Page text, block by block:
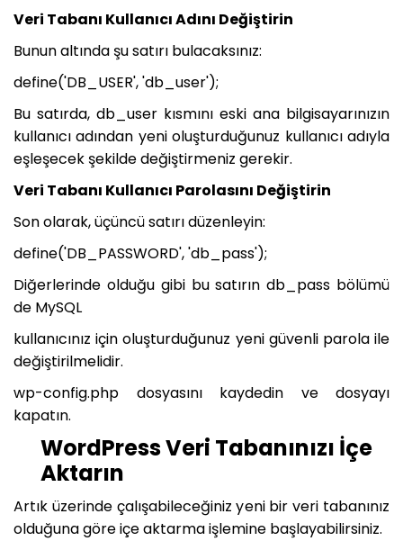
Veri Tabanı Kullanıcı Adını Değiştirin
Bunun altında şu satırı bulacaksınız:
define('DB_USER', 'db_user');
Bu satırda, db_user kısmını eski ana bilgisayarınızın
kullanıcı adından yeni oluşturduğunuz kullanıcı adıyla
eşleşecek şekilde değiştirmeniz gerekir.
Veri Tabanı Kullanıcı Parolasını Değiştirin
Son olarak, üçüncü satırı düzenleyin:
define('DB_PASSWORD', 'db_pass');
Diğerlerinde olduğu gibi bu satırın db_pass bölümü
de MySQL
kullanıcınız için oluşturduğunuz yeni güvenli parola ile
değiştirilmelidir.
wp-config.php dosyasını kaydedin ve dosyayı
kapatın.
WordPress Veri Tabanınızı İçe
Aktarın
Artık üzerinde çalışabileceğiniz yeni bir veri tabanınız
olduğuna göre içe aktarma işlemine başlayabilirsiniz.